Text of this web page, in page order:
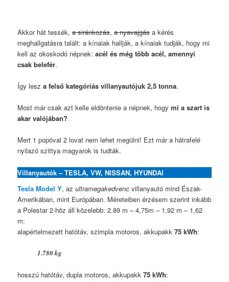
Akkor hát tessék,a siránkozás,a nyavajgás a kérés
meghallgatásra talált: a kínaiak hallják, a kínaiak tudják, hogy mi
kell az okoskodó népnek:acél és még több acél, amennyi
csak belefér.
Így lesza felső kategóriás villanyautójuk 2,5 tonna.
Most már csak azt kelle eldöntenie a népnek, hogymi a szart is
akar valójában?
Mert 1 popóval 2 lovat nem lehet megülni! Ezt már a hátrafelé
nyilazó szittya magyarok is tudták.
Villanyautók – TESLA, VW, NISSAN, HYUNDAI
Tesla Model Y, azultramegakedvenc villanyautó mind Észak-
Amerikában, mint Európában. Méreteiben érzésem szerint inkább
a Polestar 2-höz áll közelebb: 2.89 m – 4,75m – 1,92 m – 1,62
m:
alapértelmezett hatótáv, szimpla motoros, akkupakk75 kWh:
1.780 kg
hosszú hatótáv, dupla motoros, akkupakk75 kWh: